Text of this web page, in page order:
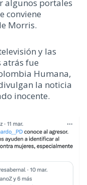
algunos portales
conviene
Morris.
y las
atrás fue
Humana,
la noticia
inocente.